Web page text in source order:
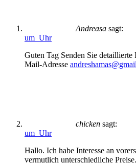
Andreasa sagt:
um Uhr
Guten Tag Senden Sie
Mail-Adresse
chicken sagt:
um Uhr
Hallo. Ich habe Interesse an
vermutlich unterschiedliche